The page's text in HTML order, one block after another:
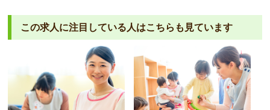
この求人に注目している人はこちらも見ています